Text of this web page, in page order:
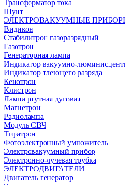
Трансформатор тока
Шунт
ЭЛЕКТРОВАКУУМНЫЕ
Видикон
Стабилитрон газоразрядный
Газотрон
Генераторная лампа
Индикатор вакуумно-
Индикатор тлеющего разряда
Кенотрон
Клистрон
Лампа ртутная дуговая
Магнетрон
Радиолампа
Модуль СВЧ
Тиратрон
Фотоэлектронный умножитель
Электровакуумный прибор
Электронно-лучевая трубка
ЭЛЕКТРОДВИГАТЕЛИ
Двигатель генератор